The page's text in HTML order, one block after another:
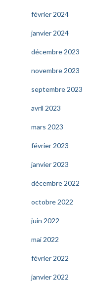
février 2024
janvier 2024
décembre 2023
novembre 2023
septembre 2023
avril 2023
mars 2023
février 2023
janvier 2023
décembre 2022
octobre 2022
juin 2022
mai 2022
février 2022
janvier 2022